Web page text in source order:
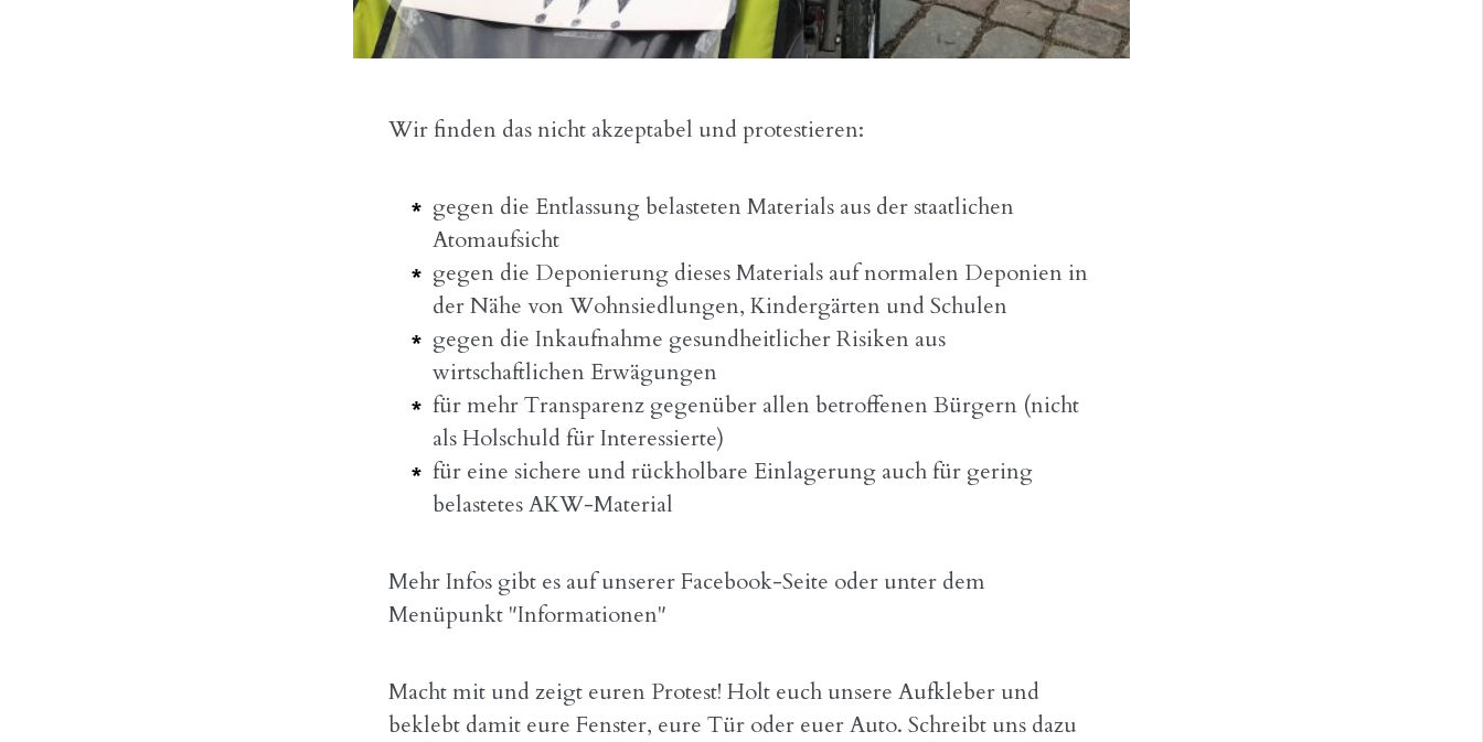
Wir finden das nicht akzeptabel und protestieren:
gegen die Entlassung belasteten Materials aus der staatlichen
Atomaufsicht
gegen die Deponierung dieses Materials auf normalen Deponien in
der Nähe von Wohnsiedlungen, Kindergärten und Schulen
gegen die Inkaufnahme gesundheitlicher Risiken aus
wirtschaftlichen Erwägungen
für mehr Transparenz gegenüber allen betroffenen Bürgern (nicht
als Holschuld für Interessierte)
für eine sichere und rückholbare Einlagerung auch für gering
belastetes AKW-Material
Mehr Infos gibt es auf unserer Facebook-Seite oder unter dem
Menüpunkt "Informationen"
Macht mit und zeigt euren Protest! Holt euch unsere Aufkleber und
beklebt damit eure Fenster, eure Tür oder euer Auto. Schreibt uns dazu